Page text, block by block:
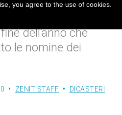
dell’anno che
le nomine dei
ZENIT STAFF DICASTERI
you agree to the use of cookies.